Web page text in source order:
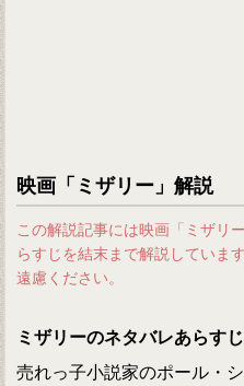
映画「ミザリー」解説
この解説記事には映画「ミザリ
らすじを結末まで解説していま
遠慮ください。
ミザリーのネタバレあらす
売れっ子小説家のポール・